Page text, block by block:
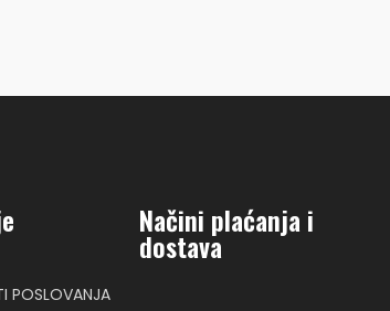
POSLOVANJA
Načini plaćanja i
dostava